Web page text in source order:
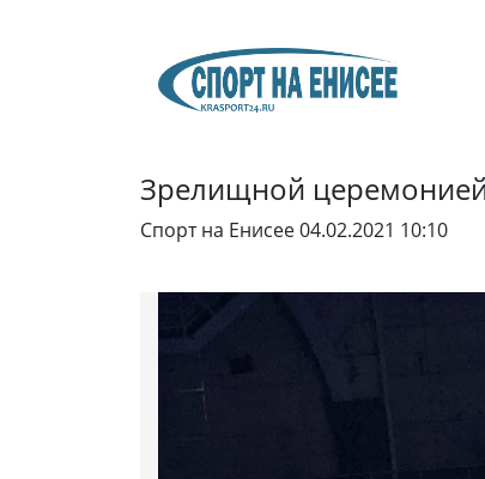
Зрелищной
Спорт на Енисее04.02.2021 10:10